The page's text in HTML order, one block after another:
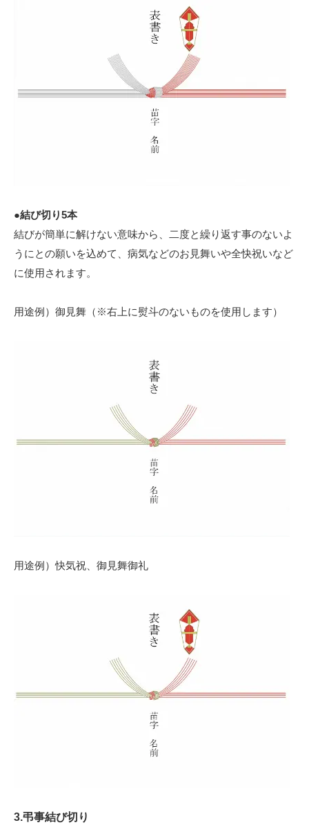
●結び切り5本
結びが簡単に解けない意味から、二度と繰り返す事のないよ
うにとの願いを込めて、病気などのお見舞いや全快祝いなど
に使用されます。
用途例）御見舞（※右上に熨斗のないものを使用します）
用途例）快気祝、御見舞御礼
3.弔事結び切り